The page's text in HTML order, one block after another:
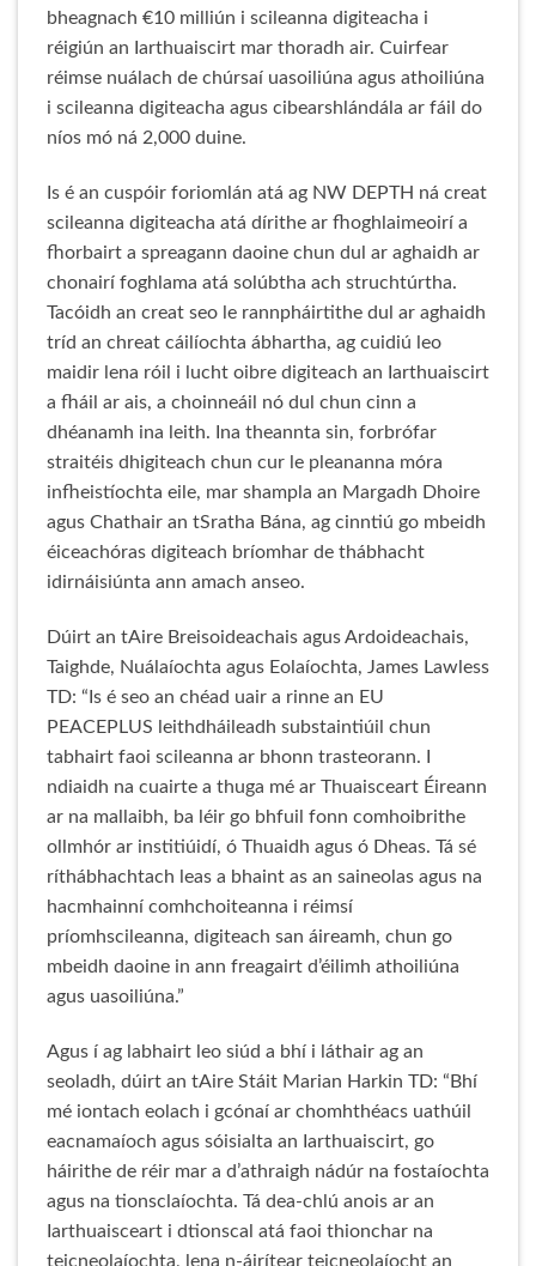
bheagnach €10 milliún i scileanna digiteacha i
réigiún an Iarthuaiscirt mar thoradh air. Cuirfear
réimse nuálach de chúrsaí uasoiliúna agus athoiliúna
i scileanna digiteacha agus cibearshlándála ar fáil do
níos mó ná 2,000 duine.
Is é an cuspóir foriomlán atá ag NW DEPTH ná creat
scileanna digiteacha atá dírithe ar fhoghlaimeoirí a
fhorbairt a spreagann daoine chun dul ar aghaidh ar
chonairí foghlama atá solúbtha ach struchtúrtha.
Tacóidh an creat seo le rannpháirtithe dul ar aghaidh
tríd an chreat cáilíochta ábhartha, ag cuidiú leo
maidir lena róil i lucht oibre digiteach an Iarthuaiscirt
a fháil ar ais, a choinneáil nó dul chun cinn a
dhéanamh ina leith. Ina theannta sin, forbrófar
straitéis dhigiteach chun cur le pleananna móra
infheistíochta eile, mar shampla an Margadh Dhoire
agus Chathair an tSratha Bána, ag cinntiú go mbeidh
éiceachóras digiteach bríomhar de thábhacht
idirnáisiúnta ann amach anseo.
Dúirt an tAire Breisoideachais agus Ardoideachais,
Taighde, Nuálaíochta agus Eolaíochta, James Lawless
TD: “Is é seo an chéad uair a rinne an EU
PEACEPLUS leithdháileadh substaintiúil chun
tabhairt faoi scileanna ar bhonn trasteorann. I
ndiaidh na cuairte a thuga mé ar Thuaisceart Éireann
ar na mallaibh, ba léir go bhfuil fonn comhoibrithe
ollmhór ar institiúidí, ó Thuaidh agus ó Dheas. Tá sé
ríthábhachtach leas a bhaint as an saineolas agus na
hacmhainní comhchoiteanna i réimsí
príomhscileanna, digiteach san áireamh, chun go
mbeidh daoine in ann freagairt d’éilimh athoiliúna
agus uasoiliúna.”
Agus í ag labhairt leo siúd a bhí i láthair ag an
seoladh, dúirt an tAire Stáit Marian Harkin TD: “Bhí
mé iontach eolach i gcónaí ar chomhthéacs uathúil
eacnamaíoch agus sóisialta an Iarthuaiscirt, go
háirithe de réir mar a d’athraigh nádúr na fostaíochta
agus na tionsclaíochta. Tá dea-chlú anois ar an
Iarthuaisceart i dtionscal atá faoi thionchar na
teicneolaíochta, lena n-áirítear teicneolaíocht an